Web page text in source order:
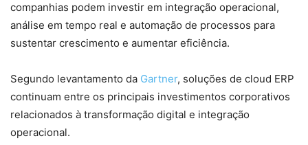
companhias podem investir em integração operacional,
análise em tempo real e automação de processos para
sustentar crescimento e aumentar eficiência.
Segundo levantamento da Gartner, soluções de cloud ERP
continuam entre os principais investimentos corporativos
relacionados à transformação digital e integração
operacional.